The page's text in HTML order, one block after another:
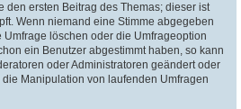
den ersten Beitrag des Themas; dieser ist
Wenn niemand eine Stimme abgegeben
Umfrage löschen oder die Umfrageoption
ein Benutzer abgestimmt haben, so kann
oder Administratoren geändert oder
Manipulation von laufenden Umfragen